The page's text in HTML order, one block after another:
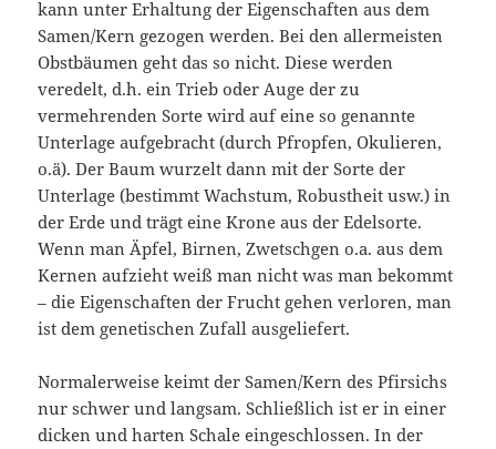
kann unter Erhaltung der Eigenschaften aus dem
Samen/Kern gezogen werden. Bei den allermeisten
Obstbäumen geht das so nicht. Diese werden
veredelt, d.h. ein Trieb oder Auge der zu
vermehrenden Sorte wird auf eine so genannte
Unterlage aufgebracht (durch Pfropfen, Okulieren,
o.ä). Der Baum wurzelt dann mit der Sorte der
Unterlage (bestimmt Wachstum, Robustheit usw.) in
der Erde und trägt eine Krone aus der Edelsorte.
Wenn man Äpfel, Birnen, Zwetschgen o.a. aus dem
Kernen aufzieht weiß man nicht was man bekommt
– die Eigenschaften der Frucht gehen verloren, man
ist dem genetischen Zufall ausgeliefert.
Normalerweise keimt der Samen/Kern des Pfirsichs
nur schwer und langsam. Schließlich ist er in einer
dicken und harten Schale eingeschlossen. In der